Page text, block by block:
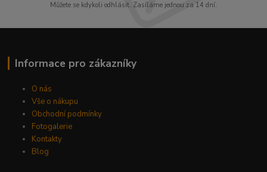
Můžete se kdykoli odhlásit. Zasíláme jednou za 14 dní.
Informace pro zákazníky
O nás
Vše o nákupu
Obchodní podmínky
Fotogalerie
Kontakty
Blog